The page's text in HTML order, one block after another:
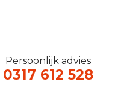
Persoonlijk advies
0317 612 528